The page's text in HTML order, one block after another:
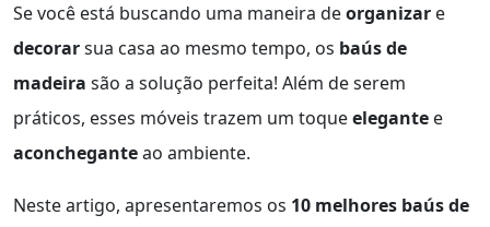
Se você está buscando uma maneira deorganizar e
decorarsua casa ao mesmo tempo, os baús de
madeira são a solução perfeita! Além de serem
práticos, esses móveis trazem um toqueelegante e
aconcheganteao ambiente.
Neste artigo, apresentaremos os 10 melhores baús de